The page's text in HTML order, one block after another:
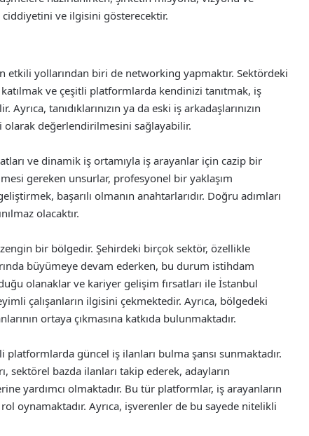
ve ilgisini gösterecektir.
yollarından biri de networking yapmaktır. Sektördeki
ve çeşitli platformlarda kendinizi tanıtmak, iş
tanıdıklarınızın ya da eski iş arkadaşlarınızın
olarak değerlendirilmesini sağlayabilir.
ve dinamik iş ortamıyla iş arayanlar için cazip bir
gereken unsurlar, profesyonel bir yaklaşım
başarılı olmanın anahtarlarıdır. Doğru adımları
olacaktır.
zengin bir bölgedir. Şehirdeki birçok sektör, özellikle
büyümeye devam ederken, bu durum istihdam
olanaklar ve kariyer gelişim fırsatları ile İstanbul
çalışanların ilgisini çekmektedir. Ayrıca, bölgedeki
ortaya çıkmasına katkıda bulunmaktadır.
güncel iş ilanları bulma şansı sunmaktadır.
bazda ilanları takip ederek, adayların
yardımcı olmaktadır. Bu tür platformlar, iş arayanların
oynamaktadır. Ayrıca, işverenler de bu sayede nitelikli